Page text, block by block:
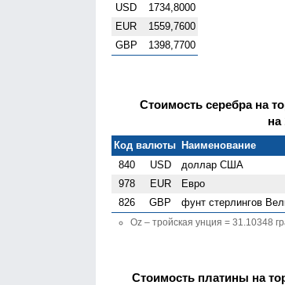
USD
1734,8000
EUR
1559,7600
GBP
1398,7700
Стоимость серебра на
на
Код валюты Наименование
840
USD доллар США
978 EUR Евро
826 GBP фунт стерлингов
Oz – тройская унция = 31.10348
Стоимость платины на